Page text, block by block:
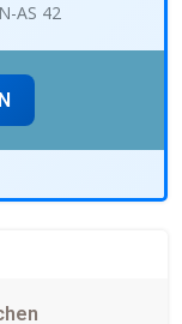
AS 42